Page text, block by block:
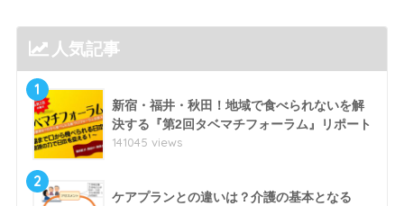
人気記事
1
新宿・福井・秋田！地域で食べられないを解
決する『第2回タベマチフォーラム』リポート
141045 views
2
ケアプランとの違いは？介護の基本となる